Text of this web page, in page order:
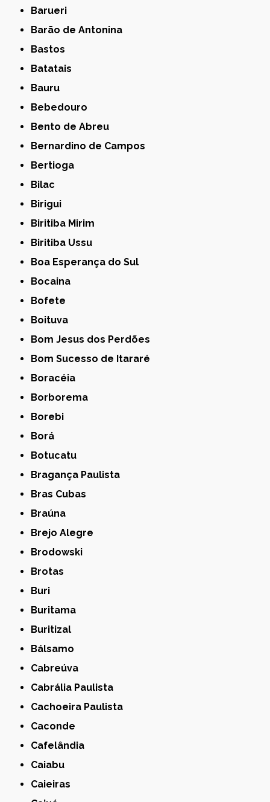
Barueri
Barão de Antonina
Bastos
Batatais
Bauru
Bebedouro
Bento de Abreu
Bernardino de Campos
Bertioga
Bilac
Birigui
Biritiba Mirim
Biritiba Ussu
Boa Esperança do Sul
Bocaina
Bofete
Boituva
Bom Jesus dos Perdões
Bom Sucesso de Itararé
Boracéia
Borborema
Borebi
Borá
Botucatu
Bragança Paulista
Bras Cubas
Braúna
Brejo Alegre
Brodowski
Brotas
Buri
Buritama
Buritizal
Bálsamo
Cabreúva
Cabrália Paulista
Cachoeira Paulista
Caconde
Cafelândia
Caiabu
Caieiras